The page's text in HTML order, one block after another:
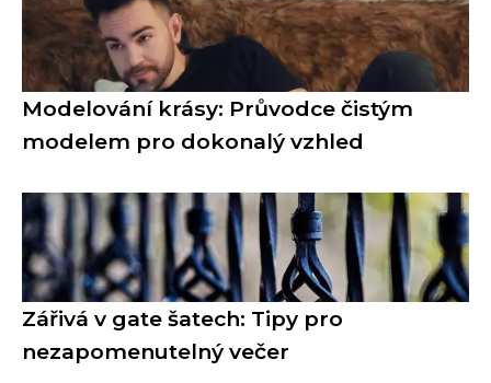
Modelování krásy: Průvodce čistým
modelem pro dokonalý vzhled
Zářivá v gate šatech: Tipy pro
nezapomenutelný večer